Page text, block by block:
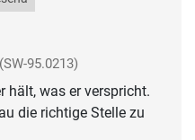
(SW-95.0213)
hält, was er verspricht.
die richtige Stelle zu